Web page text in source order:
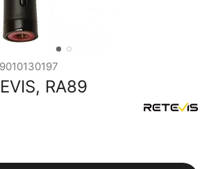
9010130197
RA89